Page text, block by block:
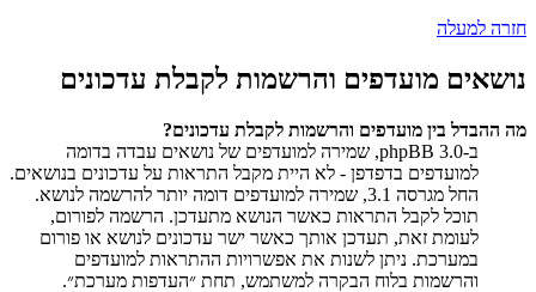
חזרה למעלה
נושאים מועדפים והרשמות לקבלת עדכונים
מה ההבדל בין מועדפים והרשמות לקבלת עדכונים?
ב-phpBB 3.0, שמירה למועדפים של נושאים עבדה בדומה
למועדפים בדפדפן - לא היית מקבל התראות על עדכונים בנושאים.
החל מגרסה 3.1, שמירה למועדפים דומה יותר להרשמה לנושא.
תוכל לקבל התראות כאשר הנושא מתעדכן. הרשמה לפורום,
לעומת זאת, תעדכן אותך כאשר ישר עדכונים לנושא או פורום
במערכת. ניתן לשנות את אפשרויות ההתראות למועדפים
והרשמות בלוח הבקרה למשתמש, תחת ״העדפות מערכת״.